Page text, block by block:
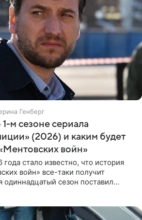
Генберг
м сезоне сериала
(2026) и каким будет
войн»
стало известно, что история
войн» все-таки получит
сезон поставил